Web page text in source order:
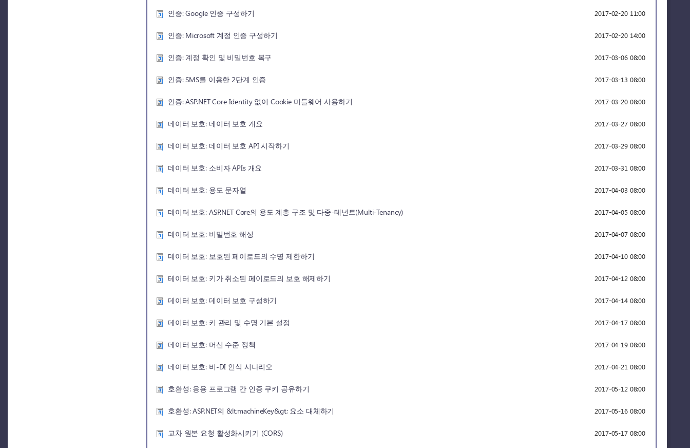
인증: Google 인증 구성하기 2017-02-20 11:00
인증: Microsoft 계정 인증 구성하기 2017-02-20 14:00
인증: 계정 확인 및 비밀번호 복구 2017-03-06 08:00
인증: SMS를 이용한 2단계 인증 2017-03-13 08:00
인증: ASP.NET Core Identity 없이 Cookie 미들웨어 사용하기 2017-03-20 08:00
데이터 보호: 데이터 보호 개요 2017-03-27 08:00
데이터 보호: 데이터 보호 API 시작하기 2017-03-29 08:00
데이터 보호: 소비자 APIs 개요 2017-03-31 08:00
데이터 보호: 용도 문자열 2017-04-03 08:00
데이터 보호: ASP.NET Core의 용도 계층 구조 및 다중-테넌트(Multi-Tenancy) 2017-04-05 08:00
데이터 보호: 비밀번호 해싱 2017-04-07 08:00
데이터 보호: 보호된 페이로드의 수명 제한하기 2017-04-10 08:00
테이터 보호: 키가 취소된 페이로드의 보호 해제하기 2017-04-12 08:00
데이터 보호: 데이터 보호 구성하기 2017-04-14 08:00
데이터 보호: 키 관리 및 수명 기본 설정 2017-04-17 08:00
데이터 보호: 머신 수준 정책 2017-04-19 08:00
데이터 보호: 비-DI 인식 시나리오 2017-04-21 08:00
호환성: 응용 프로그램 간 인증 쿠키 공유하기 2017-05-12 08:00
호환성: ASP.NET의 &lt;machineKey&gt; 요소 대체하기 2017-05-16 08:00
교차 원본 요청 활성화시키기 (CORS) 2017-05-17 08:00